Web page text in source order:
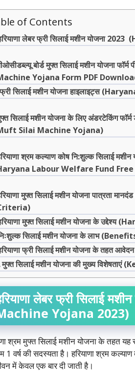
of Contents
लेबर फ्री सिलाई मशीन योजना
बोर्ड मुफ्त सिलाई मशीन योजना
Yojana Form PDF
सिलाई मशीन योजना हाइलाइट्स
सिलाई मशीन योजना के लिए
Silai Machine Yojana)
श्रम कल्याण कोष नि:शुल्क सिलाई
Labour Welfare Fund
मुफ्त सिलाई मशीन योजना
मुफ्त सिलाई मशीन योजना के
सिलाई मशीन योजना के लाभ
फ्री सिलाई मशीन योजना के
मुफ्त सिलाई मशीन योजना की मुख्य
लेबर फ्री सिलाई मशीन
Yojana 2023)
श्रम मुफ्त सिलाई मशीन योजना के तहत यह
1 वर्ष की सदस्यता है। हरियाणा श्रम कल्याण
में केवल एक बार दी जाती है।